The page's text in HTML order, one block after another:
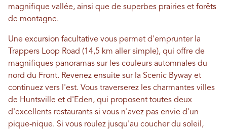
magnifique vallée, ainsi que de superbes prairies et forêts
de montagne.
Une excursion facultative vous permet d'emprunter la
Trappers Loop Road (14,5 km aller simple), qui offre de
magnifiques panoramas sur les couleurs automnales du
nord du Front. Revenez ensuite sur la Scenic Byway et
continuez vers l'est. Vous traverserez les charmantes villes
de Huntsville et d'Eden, qui proposent toutes deux
d'excellents restaurants si vous n'avez pas envie d'un
pique-nique. Si vous roulez jusqu'au coucher du soleil,